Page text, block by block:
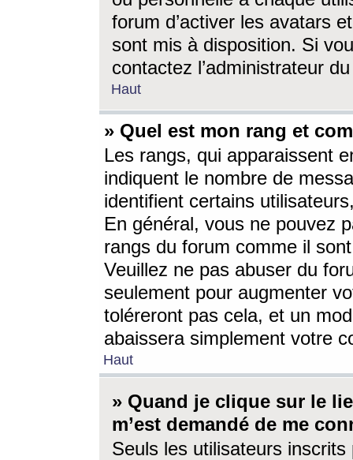
forum d’activer les avatars
sont mis à disposition. Si
contactez l’administrateur
Haut
» Quel est mon rang et
Les rangs, qui apparaissent
indiquent le nombre de
identifient certains
En général, vous ne pouvez
rangs du forum comme il
Veuillez ne pas abuser du
seulement pour augmenter
toléreront pas cela, et un
abaissera simplement votre
Haut
» Quand je clique sur le
m’est demandé de me
Seuls les utilisateurs